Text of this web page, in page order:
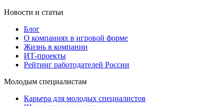
Новости и статьи
Блог
О компаниях в игровой форме
Жизнь в компании
ИТ-проекты
Рейтинг работодателей России
Молодым специалистам
Карьера для молодых специалистов